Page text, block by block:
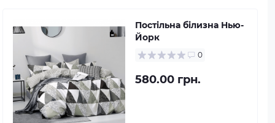
Постільна білизна Нью-
Йорк
0
580.00 грн.